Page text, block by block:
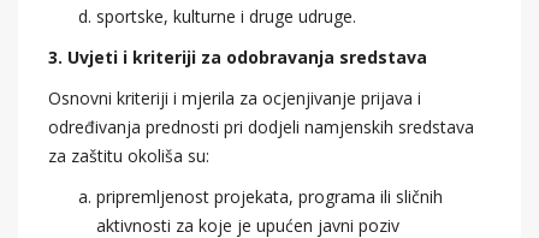
sportske, kulturne i druge udruge.
3. Uvjeti i kriteriji za odobravanja sredstava
Osnovni kriteriji i mjerila za ocjenjivanje prijava i
određivanja prednosti pri dodjeli namjenskih sredstava
za zaštitu okoliša su:
pripremljenost projekata, programa ili sličnih
aktivnosti za koje je upućen javni poziv